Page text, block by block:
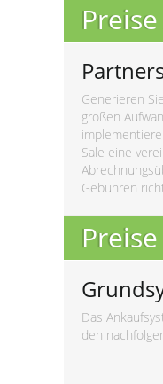
Generieren
großen
Sale eine
Gebühren
Das
den